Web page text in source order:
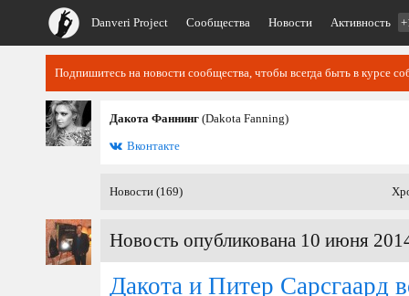
Danveri Project Сообщества Новости Активность
Подпишитесь на новости сообщества, чтобы всегда быть в курсе
Дакота Фаннинг (Dakota Fanning)
Вконтакте
Новости (169)
Новость опубликована 10 июня
Дакота и Питер Сарсгаард